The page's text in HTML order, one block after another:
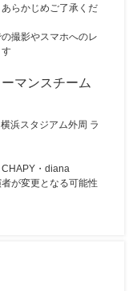
らかじめご了承くだ
撮影やスマホへのレ
マンスチーム
横浜スタジアム外周 ラ
・diana
が変更となる可能性